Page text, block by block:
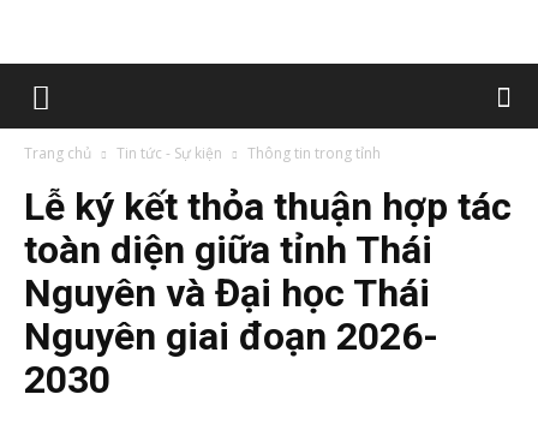
Trang chủ Tin tức - Sự kiện Thông tin trong tỉnh
Lễ ký kết thỏa thuận hợp tác
toàn diện giữa tỉnh Thái
Nguyên và Đại học Thái
Nguyên giai đoạn 2026-
2030